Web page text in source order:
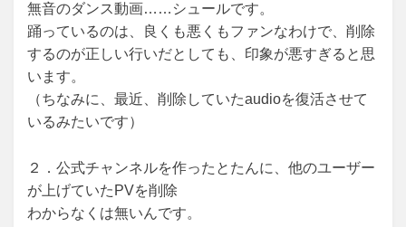
無音のダンス動画……シュールです。
踊っているのは、良くも悪くもファンなわけで、削除
するのが正しい行いだとしても、印象が悪すぎると思
います。
（ちなみに、最近、削除していたaudioを復活させて
いるみたいです）
２．公式チャンネルを作ったとたんに、他のユーザー
が上げていたPVを削除
わからなくは無いんです。